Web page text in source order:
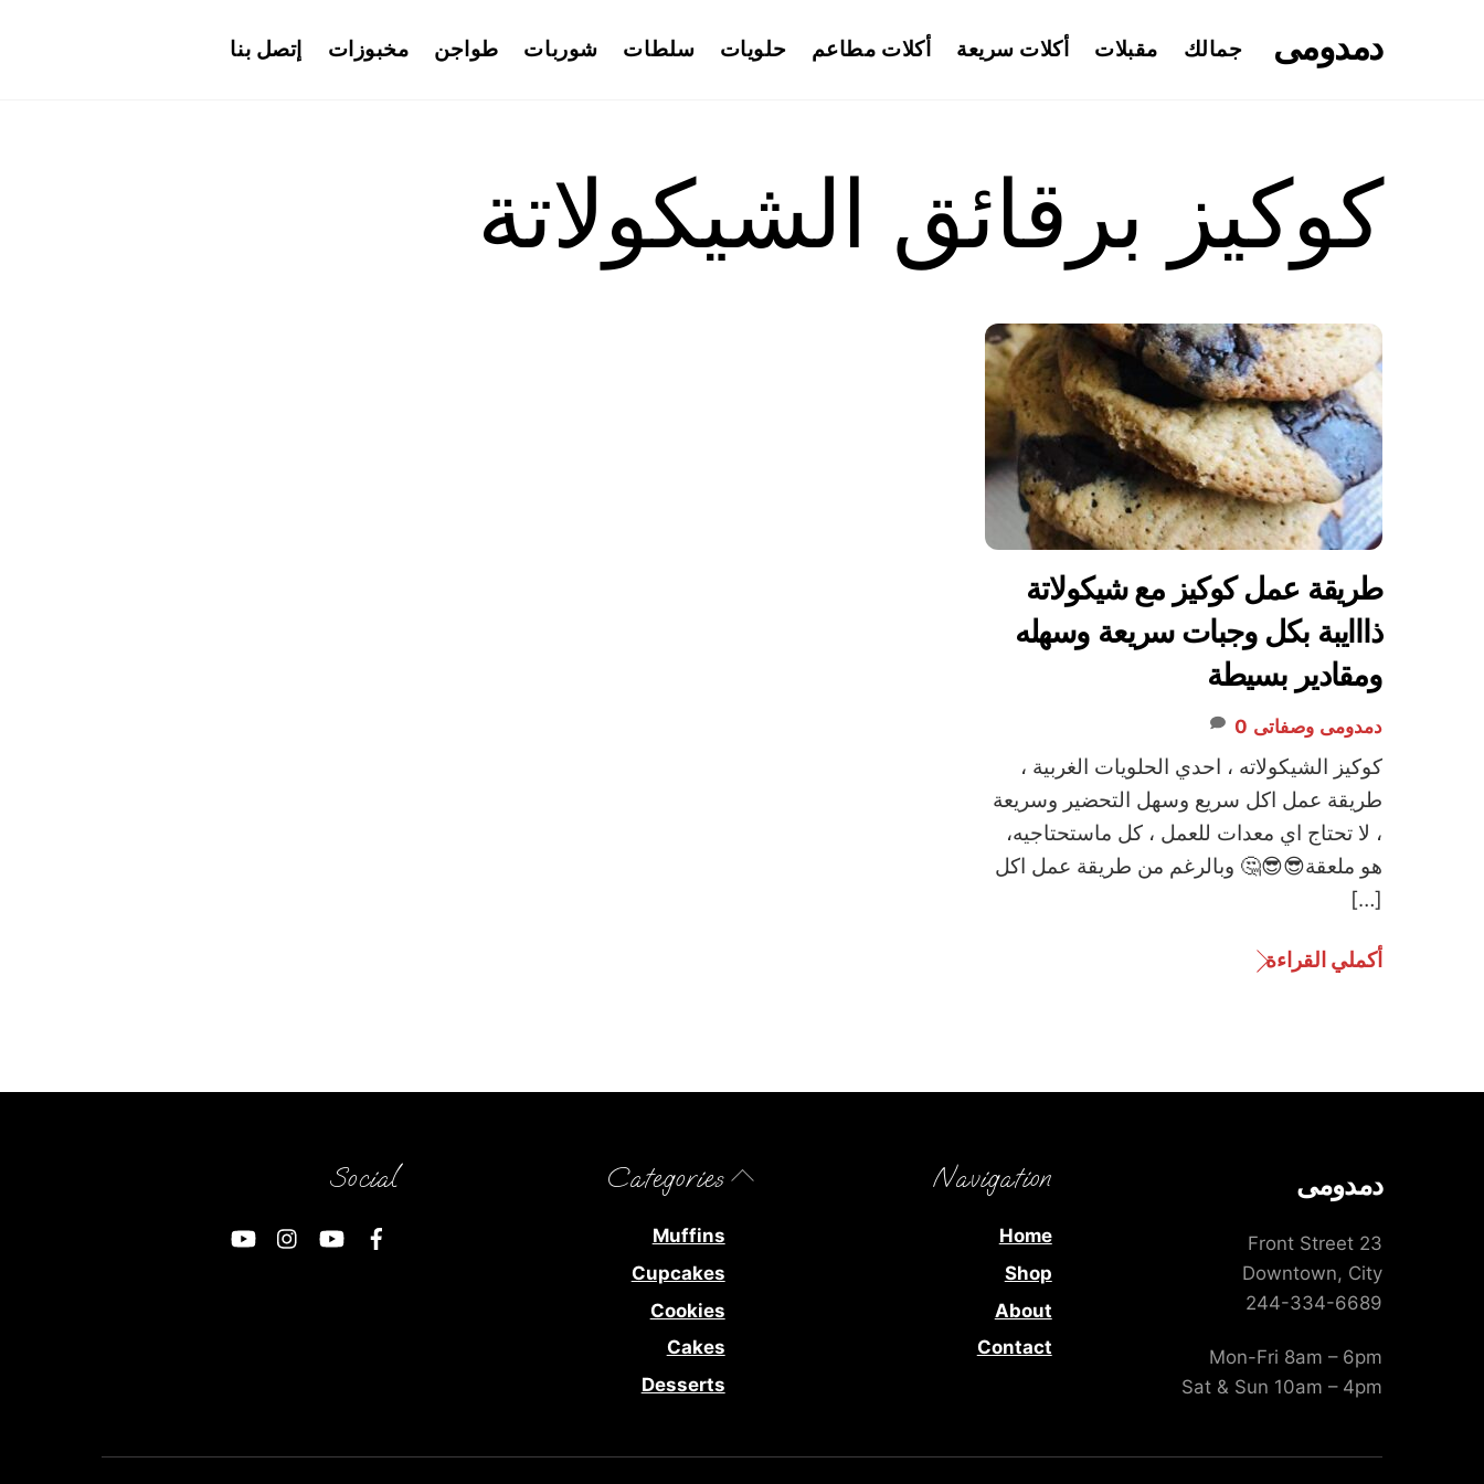
دمدومى جمالك مقبلات أكلات سريعة أكلات مطاعم حلويات سلطات شوربات طواجن مخبوزات إتصل بنا
كوكيز برقائق الشيكولاتة
طريقة عمل كوكيز مع شيكولاتة
ذااايبة بكل وجبات سريعة وسهله
ومقادير بسيطة
دمدومى وصفاتى 0
كوكيز الشيكولاته ، احدي الحلويات الغربية ،
طريقة عمل اكل سريع وسهل التحضير وسريعة
، لا تحتاج اي معدات للعمل ، كل ماستحتاجيه،
هو ملعقة😎😎🤔 وبالرغم من طريقة عمل اكل
[…]
أكملي القراءة
Back
Top
دمدومى
23 Front Street
Downtown, City
244-334-6689
Mon-Fri 8am – 6pm
Sat & Sun 10am – 4pm
Navigation
Home
Shop
About
Contact
Categories
Muffins
Cupcakes
Cookies
Cakes
Desserts
Social